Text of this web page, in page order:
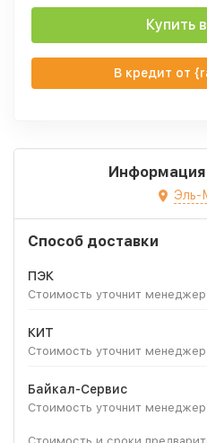
Купить
В кредит от
Информация
Эль-
Способ доставки
ПЭК
Стоимость уточнит менеджер
КИТ
Стоимость уточнит менеджер
Байкал-Сервис
Стоимость уточнит менеджер
Стоимость и сроки